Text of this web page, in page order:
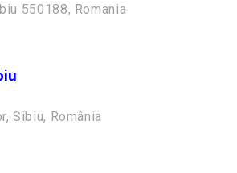
550188, Romania
Sibiu, România